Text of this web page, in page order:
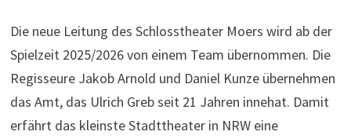
Die neue Leitung des Schlosstheater Moers wird ab der
Spielzeit 2025/2026 von einem Team übernommen. Die
Regisseure Jakob Arnold und Daniel Kunze übernehmen
das Amt, das Ulrich Greb seit 21 Jahren innehat. Damit
erfährt das kleinste Stadttheater in NRW eine